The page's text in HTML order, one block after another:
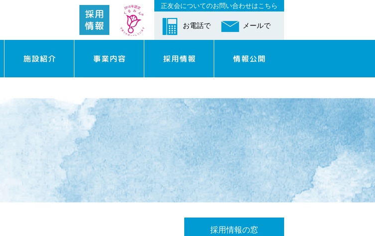
正友会についてのお問い合わせはこちら
お電話で メールで
採用情報の窓